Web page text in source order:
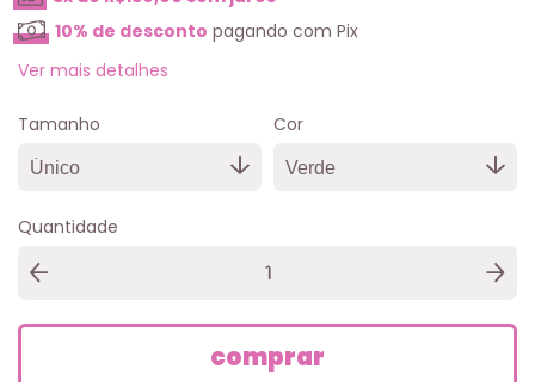
10% de desconto pagando com Pix
Ver mais detalhes
Tamanho Cor
Quantidade